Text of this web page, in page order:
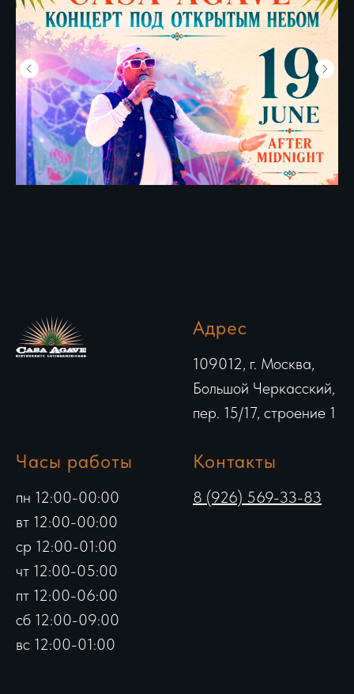
Адрес
109012, г. Москва,
Большой Черкасский,
пер. 15/17, строение 1
Часы работы
пн 12:00-00:00
вт 12:00-00:00
ср 12:00-01:00
чт 12:00-05:00
пт 12:00-06:00
сб 12:00-09:00
вс 12:00-01:00
Контакты
8 (926) 569-33-83